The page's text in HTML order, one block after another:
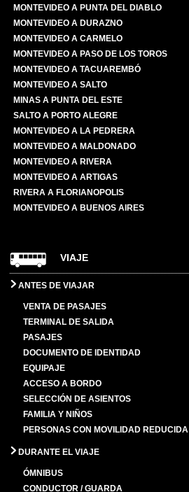
MONTEVIDEO A PUNTA DEL DIABLO
MONTEVIDEO A DURAZNO
MONTEVIDEO A CARMELO
MONTEVIDEO A PASO DE LOS TOROS
MONTEVIDEO A TACUAREMBÓ
MONTEVIDEO A SALTO
MINAS A PUNTA DEL ESTE
SALTO A PORTO ALEGRE
MONTEVIDEO A LA PEDRERA
MONTEVIDEO A MALDONADO
MONTEVIDEO A RIVERA
MONTEVIDEO A ARTIGAS
RIVERA A FLORIANOPOLIS
MONTEVIDEO A BUENOS AIRES
VIAJE
ANTES DE VIAJAR
VENTA DE PASAJES
TERMINAL DE SALIDA
PASAJES
DOCUMENTO DE IDENTIDAD
EQUIPAJE
ACCESO A BORDO
SELECCIÓN DE ASIENTOS
FAMILIA Y NIÑOS
PERSONAS CON MOVILIDAD REDUCIDA
DURANTE EL VIAJE
ÓMNIBUS
CONDUCTOR / GUARDA